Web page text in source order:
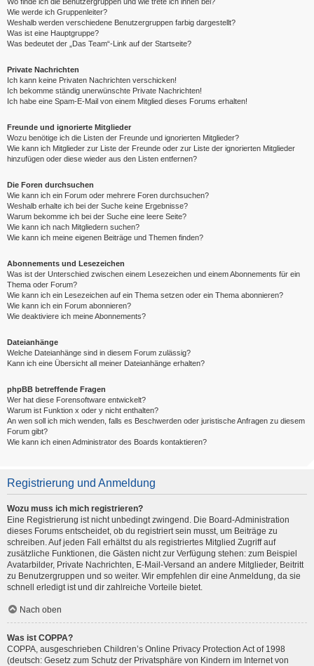
Wie werde ich Gruppenleiter?
Weshalb werden verschiedene Benutzergruppen farbig dargestellt?
Was ist eine Hauptgruppe?
Was bedeutet der „Das Team“-Link auf der Startseite?
Private Nachrichten
Ich kann keine Privaten Nachrichten verschicken!
Ich bekomme ständig unerwünschte Private Nachrichten!
Ich habe eine Spam-E-Mail von einem Mitglied dieses Forums erhalten!
Freunde und ignorierte Mitglieder
Wozu benötige ich die Listen der Freunde und ignorierten Mitglieder?
Wie kann ich Mitglieder zur Liste der Freunde oder zur Liste der ignorierten Mitglieder
hinzufügen oder diese wieder aus den Listen entfernen?
Die Foren durchsuchen
Wie kann ich ein Forum oder mehrere Foren durchsuchen?
Weshalb erhalte ich bei der Suche keine Ergebnisse?
Warum bekomme ich bei der Suche eine leere Seite?
Wie kann ich nach Mitgliedern suchen?
Wie kann ich meine eigenen Beiträge und Themen finden?
Abonnements und Lesezeichen
Was ist der Unterschied zwischen einem Lesezeichen und einem Abonnements für ein
Thema oder Forum?
Wie kann ich ein Lesezeichen auf ein Thema setzen oder ein Thema abonnieren?
Wie kann ich ein Forum abonnieren?
Wie deaktiviere ich meine Abonnements?
Dateianhänge
Welche Dateianhänge sind in diesem Forum zulässig?
Kann ich eine Übersicht all meiner Dateianhänge erhalten?
phpBB betreffende Fragen
Wer hat diese Forensoftware entwickelt?
Warum ist Funktion x oder y nicht enthalten?
An wen soll ich mich wenden, falls es Beschwerden oder juristische Anfragen zu diesem
Forum gibt?
Wie kann ich einen Administrator des Boards kontaktieren?
Registrierung und Anmeldung
Wozu muss ich mich registrieren?
Eine Registrierung ist nicht unbedingt zwingend. Die Board-Administration
dieses Forums entscheidet, ob du registriert sein musst, um Beiträge zu
schreiben. Auf jeden Fall erhältst du als registriertes Mitglied Zugriff auf
zusätzliche Funktionen, die Gästen nicht zur Verfügung stehen: zum Beispiel
Avatarbilder, Private Nachrichten, E-Mail-Versand an andere Mitglieder, Beitritt
zu Benutzergruppen und so weiter. Wir empfehlen dir eine Anmeldung, da sie
schnell erledigt ist und dir zahlreiche Vorteile bietet.
Nach oben
Was ist COPPA?
COPPA, ausgeschrieben Children’s Online Privacy Protection Act of 1998
(deutsch: Gesetz zum Schutz der Privatsphäre von Kindern im Internet von